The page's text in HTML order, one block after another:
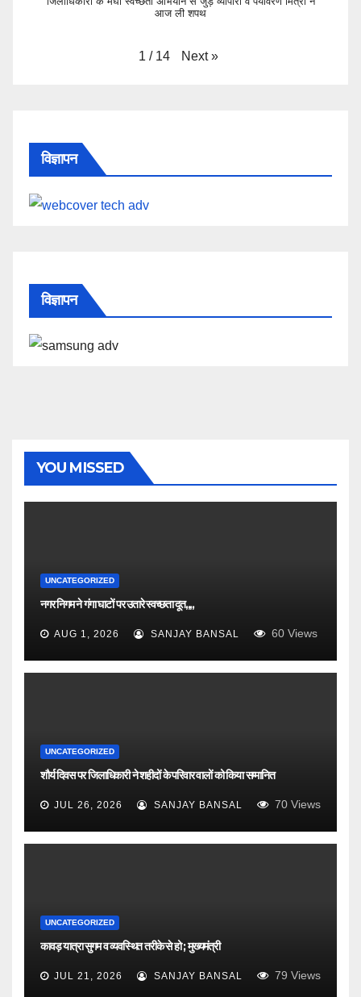
आज ली शपथ
1 / 14 Next »
विज्ञापन
विज्ञापन
YOU MISSED
UNCATEGORIZED
नगर निगम ने गंगा घाटों पर उतारे स्वच्छता दूत,,,,
AUG 1, 2026 SANJAY BANSAL 60 Views
UNCATEGORIZED
शौर्य दिवस पर जिलाधिकारी ने शहीदों के परिवार वालों को किया सम्मानित
JUL 26, 2026 SANJAY BANSAL 70 Views
UNCATEGORIZED
कावड़ यात्रा सुगम व व्यवस्थित तरीके से हो ; मुख्यमंत्री
JUL 21, 2026 SANJAY BANSAL 79 Views